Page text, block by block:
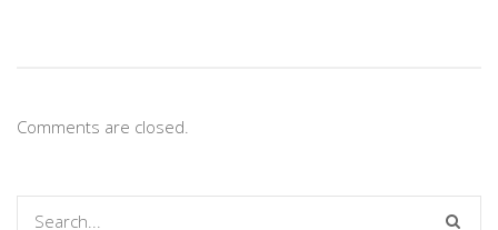
Comments are closed.